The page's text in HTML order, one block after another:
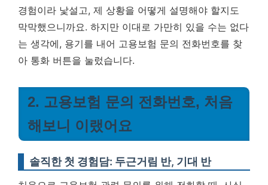
경험이라 낯설고, 제 상황을 어떻게 설명해야 할지도
막막했으니까요. 하지만 이대로 가만히 있을 수는 없다
는 생각에, 용기를 내어 고용보험 문의 전화번호를 찾
아 통화 버튼을 눌렀습니다.
2. 고용보험 문의 전화번호, 처음
해보니 이랬어요
솔직한 첫 경험담: 두근거림 반, 기대 반